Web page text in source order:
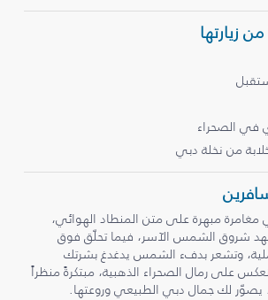
زيارتها
في الصحراء
من نخلة دبي
مبهرة على متن المنطاد الهوائي،
شروق الشمس الآسر، فيما تحلّق فوق
وتشعر بدفء الشمس يدغدغ بشرتك
على رمال الصحراء الذهبية، مبتكرةً منظراً
يصوّر لك جمال دبي الطبيعي وروعتها.